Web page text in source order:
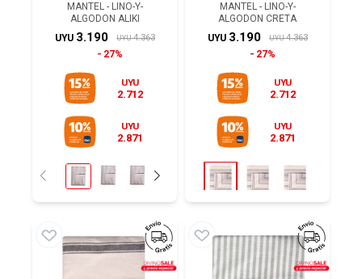
MANTEL - LINO-Y-
ALGODON ALIKI
UYU 3.190 UYU 4.363
27%
UYU
2.712
UYU
2.871
MANTEL - LINO-Y-
ALGODON CRETA
UYU 3.190 UYU 4.363
27%
UYU
2.712
UYU
2.871